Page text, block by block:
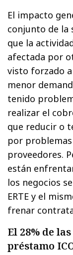
El impacto
conjunto de la
que la
afectada por
visto forzado
menor
tenido
realizar el
que reducir o
por
proveedores.
están
los negocios
ERTE y el
frenar
El 28% de
préstamo